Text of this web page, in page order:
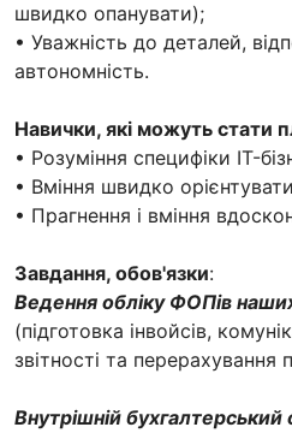
швидко опанувати);
• Уважність до деталей,
автономність.
Навички, які можуть стати
• Розуміння специфіки IT-
• Вміння швидко
• Прагнення і вміння
Завдання, обов'язки:
Ведення обліку ФОПів наших
(підготовка інвойсів,
звітності та перерахування
Внутрішній бухгалтерський